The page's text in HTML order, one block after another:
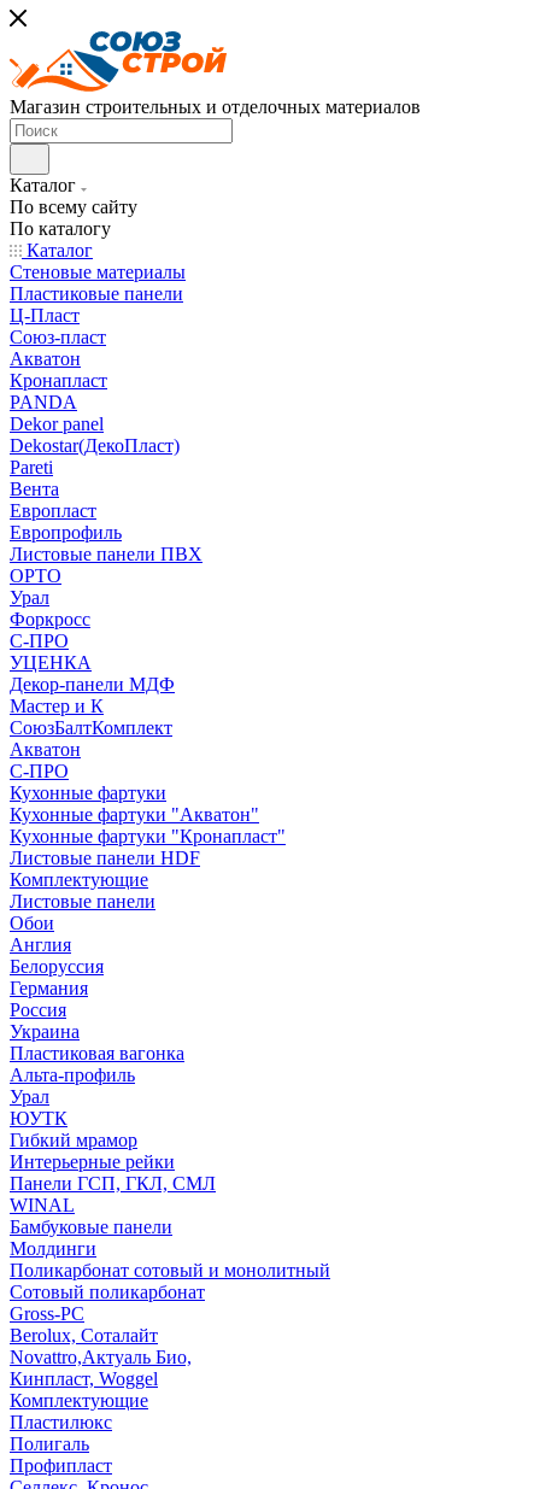
Магазин строительных и отделочных материалов
Каталог
По всему сайту
По каталогу
Каталог
Стеновые материалы
Пластиковые панели
Ц-Пласт
Союз-пласт
Акватон
Кронапласт
PANDA
Dekor panel
Dekostar(ДекоПласт)
Pareti
Вента
Европласт
Европрофиль
Листовые панели ПВХ
ОРТО
Урал
Форкросс
С-ПРО
УЦЕНКА
Декор-панели МДФ
Мастер и К
СоюзБалтКомплект
Акватон
С-ПРО
Кухонные фартуки
Кухонные фартуки "Акватон"
Кухонные фартуки "Кронапласт"
Листовые панели HDF
Комплектующие
Листовые панели
Обои
Англия
Белоруссия
Германия
Россия
Украина
Пластиковая вагонка
Альта-профиль
Урал
ЮУТК
Гибкий мрамор
Интерьерные рейки
Панели ГСП, ГКЛ, СМЛ
WINAL
Бамбуковые панели
Молдинги
Поликарбонат сотовый и монолитный
Сотовый поликарбонат
Gross-PC
Berolux, Соталайт
Novattro,Актуаль Био,
Кинпласт, Woggel
Комплектующие
Пластилюкс
Полигаль
Профипласт